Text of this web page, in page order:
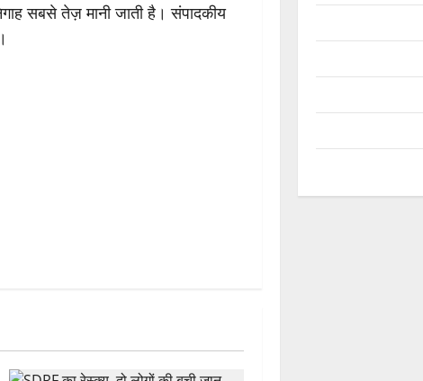
सबसे तेज़ मानी जाती है। संपादकीय